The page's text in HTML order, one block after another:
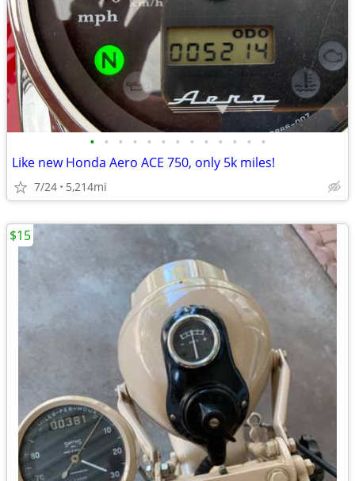
• • • • • • • • • • • • •
Like new Honda Aero ACE 750, only 5k miles!
7/24 5,214mi
$15